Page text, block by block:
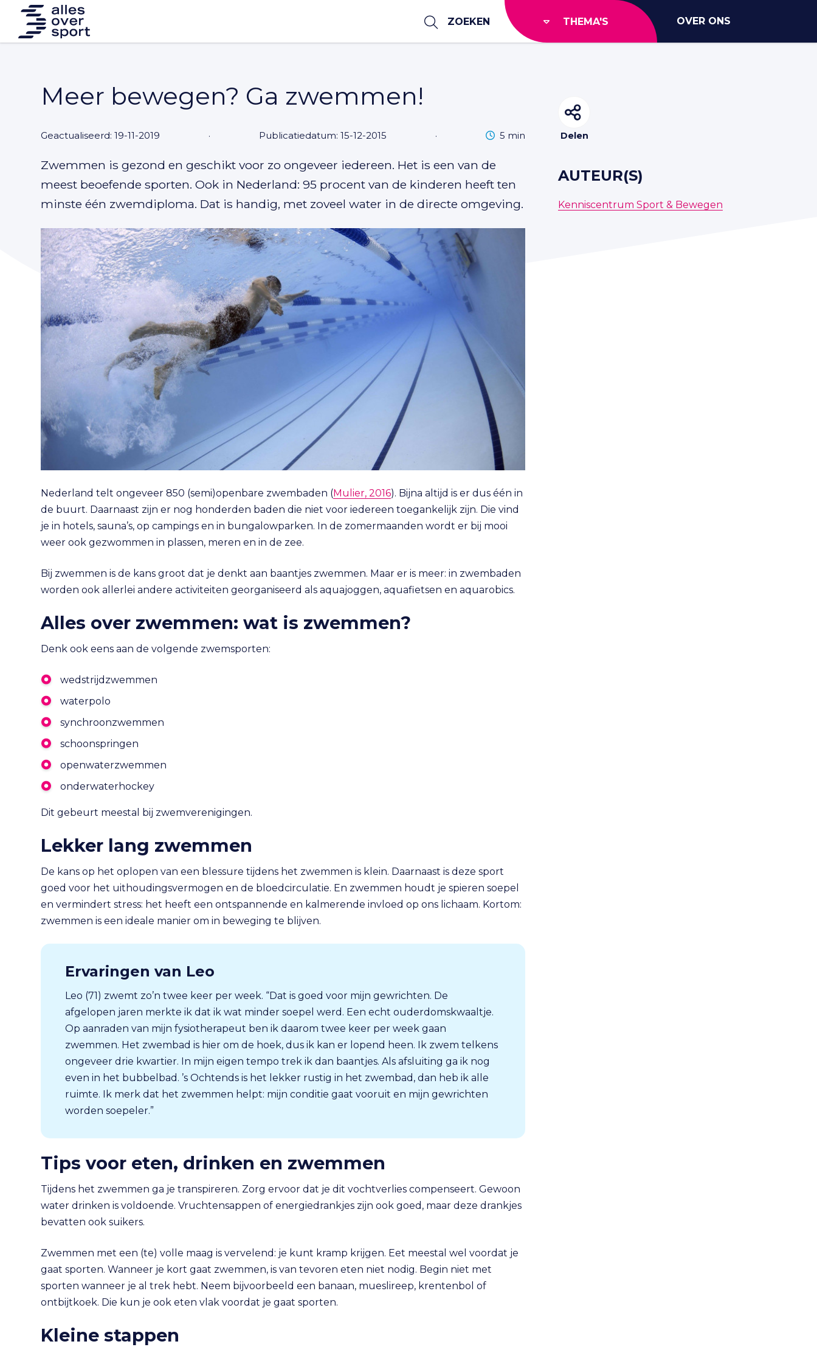
ZOEKEN THEMA'S OVER ONS
Meer bewegen? Ga zwemmen!
Geactualiseerd: 19-11-2019 · Publicatiedatum: 15-12-2015 · Leestijd
5 min
Zwemmen is gezond en geschikt voor zo ongeveer iedereen. Het is een van de
meest beoefende sporten. Ook in Nederland: 95 procent van de kinderen heeft ten
minste één zwemdiploma. Dat is handig, met zoveel water in de directe omgeving.
Nederland telt ongeveer 850 (semi)openbare zwembaden (Mulier, 2016). Bijna altijd is er dus één in
de buurt. Daarnaast zijn er nog honderden baden die niet voor iedereen toegankelijk zijn. Die vind
je in hotels, sauna’s, op campings en in bungalowparken. In de zomermaanden wordt er bij mooi
weer ook gezwommen in plassen, meren en in de zee.
Bij zwemmen is de kans groot dat je denkt aan baantjes zwemmen. Maar er is meer: in zwembaden
worden ook allerlei andere activiteiten georganiseerd als aquajoggen, aquafietsen en aquarobics.
Alles over zwemmen: wat is zwemmen?
Denk ook eens aan de volgende zwemsporten:
wedstrijdzwemmen
waterpolo
synchroonzwemmen
schoonspringen
openwaterzwemmen
onderwaterhockey
Dit gebeurt meestal bij zwemverenigingen.
Lekker lang zwemmen
De kans op het oplopen van een blessure tijdens het zwemmen is klein. Daarnaast is deze sport
goed voor het uithoudingsvermogen en de bloedcirculatie. En zwemmen houdt je spieren soepel
en vermindert stress: het heeft een ontspannende en kalmerende invloed op ons lichaam. Kortom:
zwemmen is een ideale manier om in beweging te blijven.
Ervaringen van Leo
Leo (71) zwemt zo’n twee keer per week. “Dat is goed voor mijn gewrichten. De
afgelopen jaren merkte ik dat ik wat minder soepel werd. Een echt ouderdomskwaaltje.
Op aanraden van mijn fysiotherapeut ben ik daarom twee keer per week gaan
zwemmen. Het zwembad is hier om de hoek, dus ik kan er lopend heen. Ik zwem telkens
ongeveer drie kwartier. In mijn eigen tempo trek ik dan baantjes. Als afsluiting ga ik nog
even in het bubbelbad. ’s Ochtends is het lekker rustig in het zwembad, dan heb ik alle
ruimte. Ik merk dat het zwemmen helpt: mijn conditie gaat vooruit en mijn gewrichten
worden soepeler.”
Tips voor eten, drinken en zwemmen
Tijdens het zwemmen ga je transpireren. Zorg ervoor dat je dit vochtverlies compenseert. Gewoon
water drinken is voldoende. Vruchtensappen of energiedrankjes zijn ook goed, maar deze drankjes
bevatten ook suikers.
Zwemmen met een (te) volle maag is vervelend: je kunt kramp krijgen. Eet meestal wel voordat je
gaat sporten. Wanneer je kort gaat zwemmen, is van tevoren eten niet nodig. Begin niet met
sporten wanneer je al trek hebt. Neem bijvoorbeeld een banaan, mueslireep, krentenbol of
ontbijtkoek. Die kun je ook eten vlak voordat je gaat sporten.
Kleine stappen
Delen
AUTEUR(S)
Kenniscentrum Sport & Bewegen